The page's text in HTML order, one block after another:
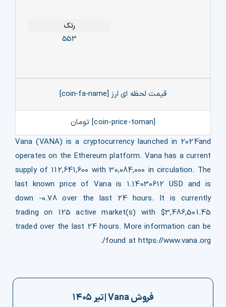
رنک
553
قیمت لحظه ای ارز [coin-fa-name]
[coin-price-toman] تومان
Vana (VANA) is a cryptocurrency launched in 2024and
operates on the Ethereum platform. Vana has a current
supply of 112,641,600 with 30,084,000 in circulation. The
last known price of Vana is 1.14030612 USD and is
down -0.78 over the last 24 hours. It is currently
trading on 125 active market(s) with $3,486,501.45
traded over the last 24 hours. More information can be
found at https://www.vana.org/.
فروشVana
|تیر ۱۴۰۵